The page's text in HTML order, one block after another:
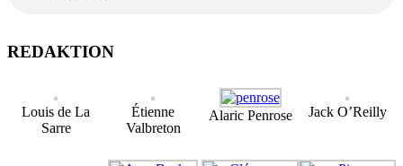
REDAKTION
Louis de La
Sarre
Étienne
Valbreton
Alaric Penrose Jack O’Reilly